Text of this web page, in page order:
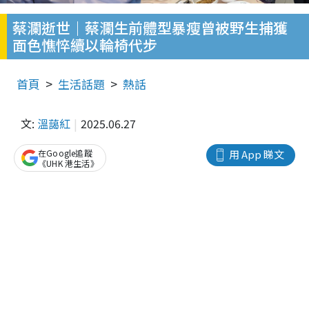
蔡瀾逝世｜蔡瀾生前體型暴瘦曾被野生捕獲
面色憔悴續以輪椅代步
首頁 生活話題 熱話
文: 溫藹紅 2025.06.27
用 App 睇文
在Google追蹤
《UHK 港生活》